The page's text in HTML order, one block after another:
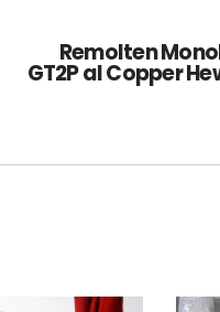
Remolten
GT2P al Copper